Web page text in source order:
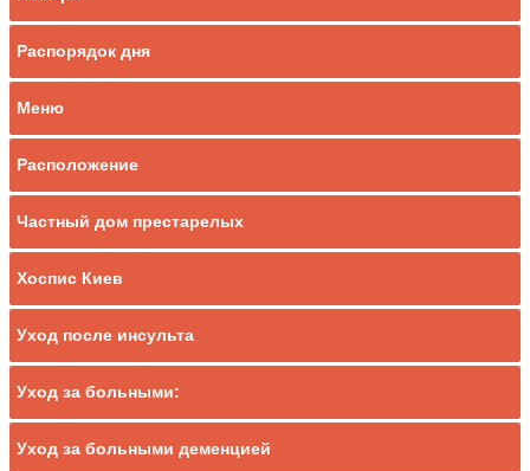
Распорядок дня
Меню
Расположение
Частный дом престарелых
Хоспис Киев
Уход после инсульта
Уход за больными:
Уход за больными деменцией